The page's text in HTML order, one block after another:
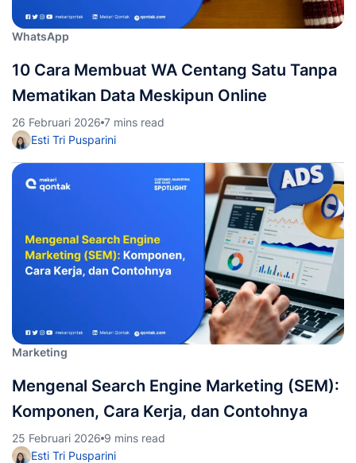
WhatsApp
10 Cara Membuat WA Centang Satu Tanpa
Mematikan Data Meskipun Online
26 Februari 2026 7 mins read
Esti Tri Pusparini
Marketing
Mengenal Search Engine Marketing (SEM):
Komponen, Cara Kerja, dan Contohnya
25 Februari 2026 9 mins read
Esti Tri Pusparini